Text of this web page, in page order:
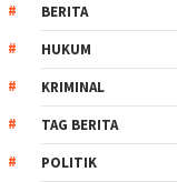
BERITA
HUKUM
KRIMINAL
TAG BERITA
POLITIK